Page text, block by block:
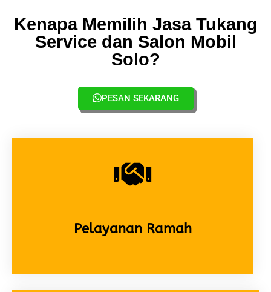
Kenapa Memilih Jasa Tukang
Service dan Salon Mobil
Solo?
PESAN SEKARANG
Pelayanan Ramah